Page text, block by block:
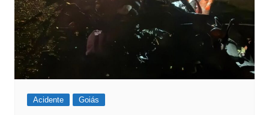
Acidente Goiás